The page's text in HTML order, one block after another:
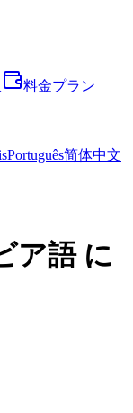
料金プラン
Português简体中文
ア語 に